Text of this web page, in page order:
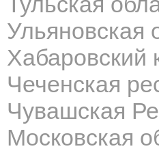
Ульяновская
Хабаровский
Чеченская
Чувашская
Московская